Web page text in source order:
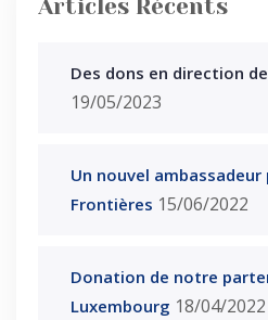
Articles Récents
Des dons en direction
19/05/2023
Un nouvel ambassadeur
Frontières 15/06/2022
Donation de notre
Luxembourg 18/04/2022